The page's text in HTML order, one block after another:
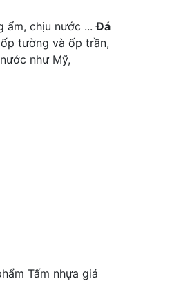
ẩm, chịu nước ...Đá
tường và ốp trần,
như Mỹ,
Tấm nhựa giả